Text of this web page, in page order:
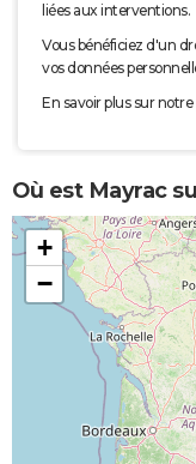
liées aux interventions.
Vous bénéficiez d'un
vos données
En savoir plus sur notre
Où est Mayrac
+
−